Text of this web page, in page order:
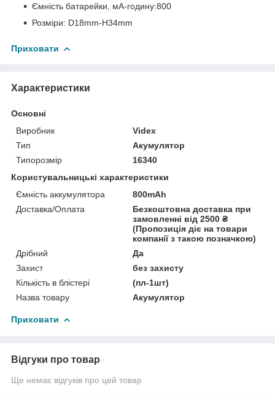
Ємність батарейки, мА-годину:800
Розміри: D18mm-H34mm
Приховати
Характеристики
Основні
Виробник
Videx
Тип
Акумулятор
Типорозмір
16340
Користувальницькі характеристики
Ємність аккумулятора
800mAh
Доставка/Оплата
Безкоштовна доставка при
замовленні від 2500 ₴
(Пропозиція діє на товари
компанії з такою позначкою)
Дрібний
Да
Захист
без захисту
Кількість в блістері
(пл-1шт)
Назва товару
Акумулятор
Приховати
Відгуки про товар
Ще немає відгуків про цей товар